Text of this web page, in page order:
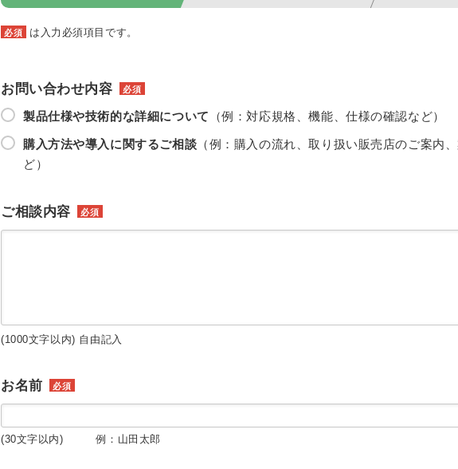
必須 は入力必須項目です。
お問い合わせ内容 必須
製品仕様や技術的な詳細について （例：対応規格、機能、仕様の確認など）
購入方法や導入に関するご相談 （例：購入の流れ、取り扱い販売店のご案内
ど）
ご相談内容 必須
(1000文字以内) 自由記入
お名前 必須
(30文字以内) 例：山田太郎